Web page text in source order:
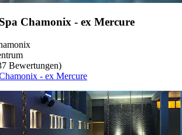
Chamonix - ex Mercure
Bewertungen)
- ex Mercure